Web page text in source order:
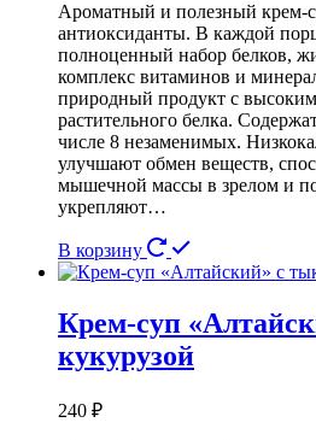
Ароматный и полезный крем-
антиоксиданты. В каждой
полноценный набор белков,
комплекс витаминов и
природный продукт с
растительного белка.
числе 8 незаменимых.
улучшают обмен веществ,
мышечной массы в зрелом и
укрепляют…
В корзину
Крем-суп
кукурузой
240 ₽